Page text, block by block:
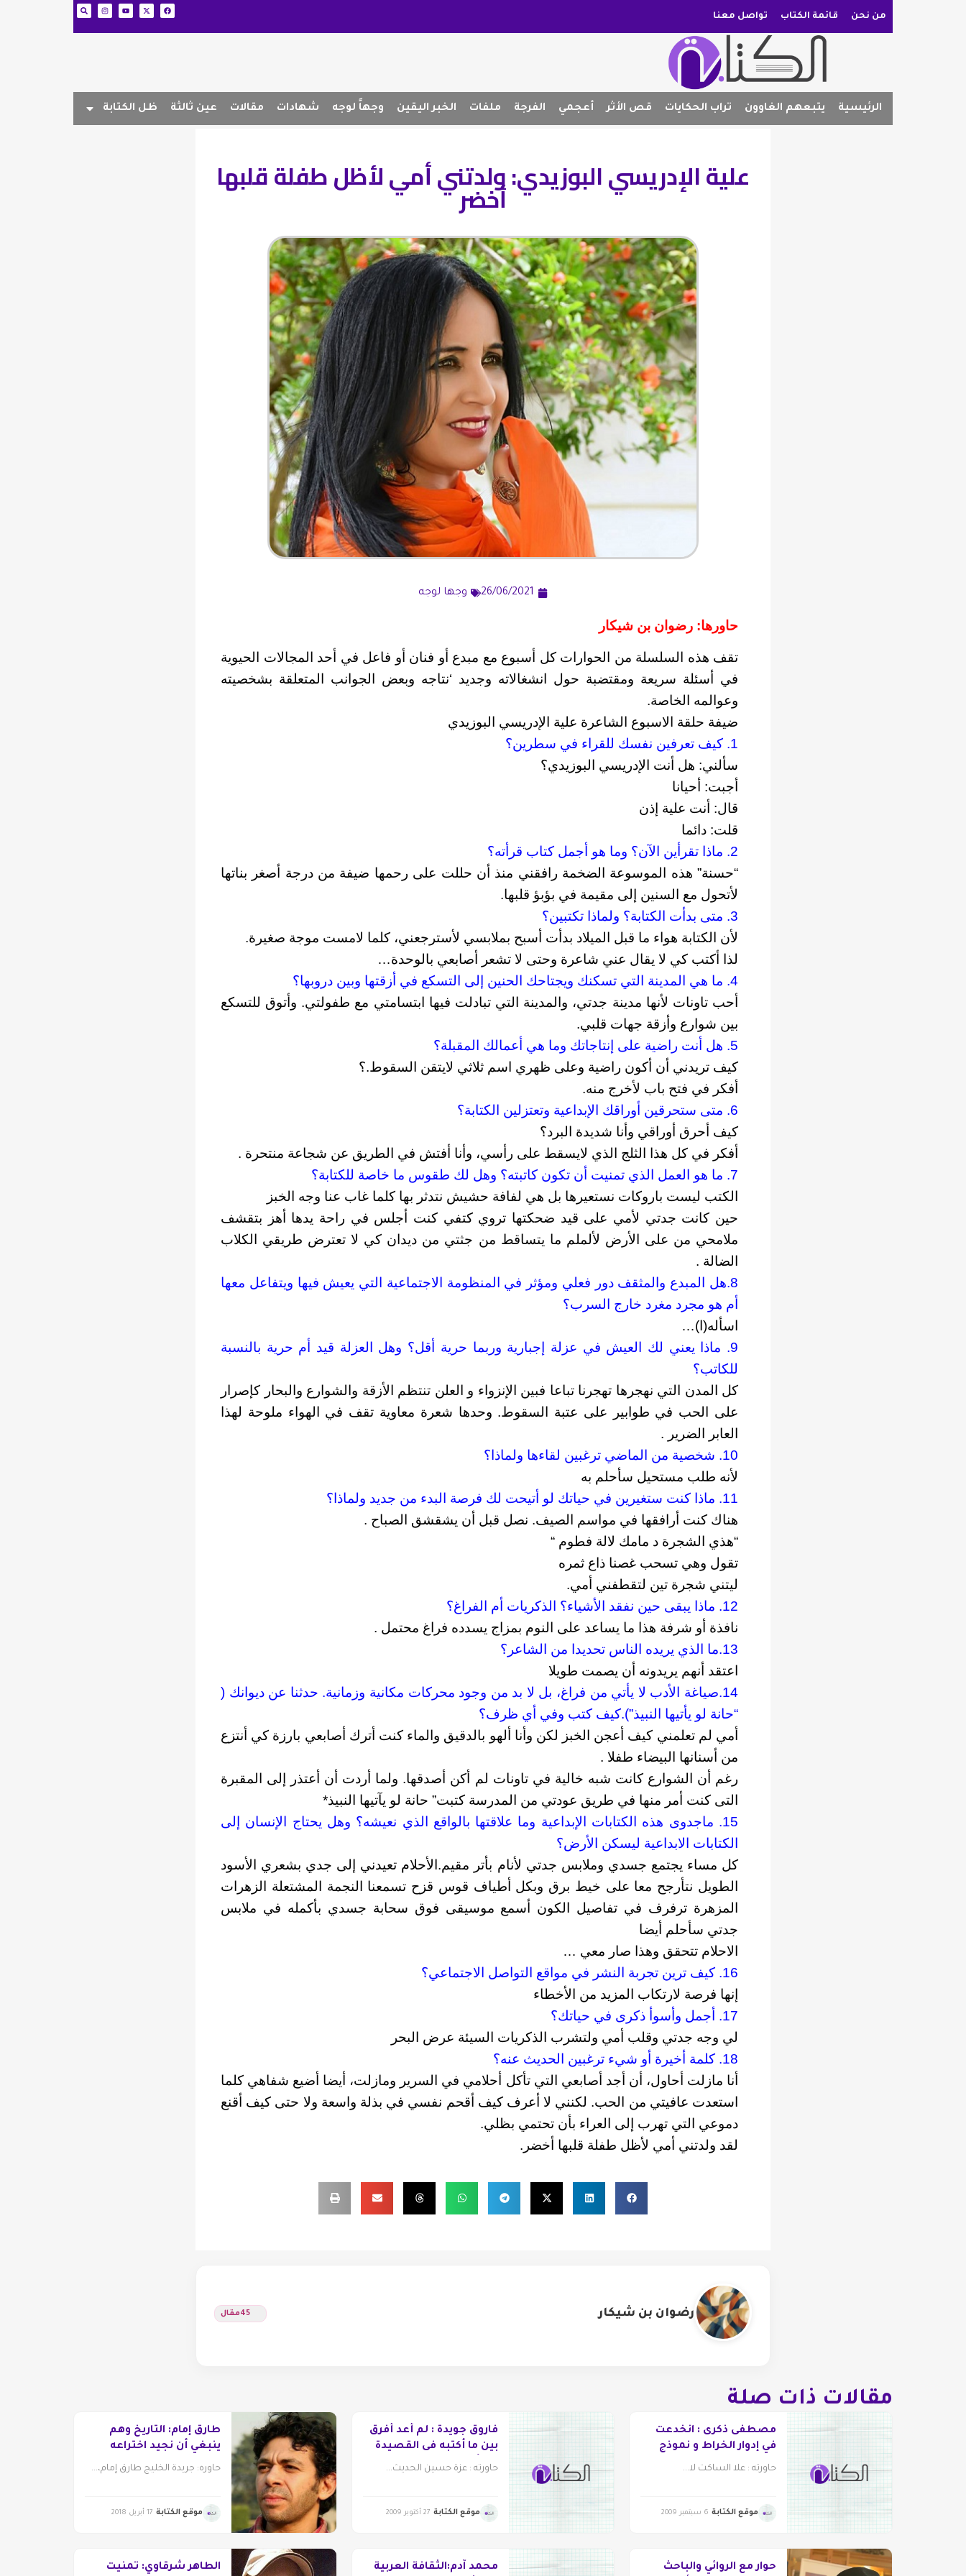
من نحن قائمة الكتاب تواصل معنا
الرئيسية يتبعهم الغاوون تراب الحكايات قص الأثر أعجمي الفرجة ملفات الخبر اليقين وجهاً لوجه شهادات مقالات عين ثالثة ظل الكتابة
علية الإدريسي البوزيدي: ولدتني أمي لأظل طفلة قلبها
أخضر
26/06/2021 وجها لوجه
حاورها: رضوان بن شيكار
تقف هذه السلسلة من الحوارات كل أسبوع مع مبدع أو فنان أو فاعل في أحد المجالات الحيوية
في أسئلة سريعة ومقتضبة حول انشغالاته وجديد ‘نتاجه وبعض الجوانب المتعلقة بشخصيته
وعوالمه الخاصة.
ضيفة حلقة الاسبوع الشاعرة علية الإدريسي البوزيدي
1. كيف تعرفين نفسك للقراء في سطرين؟
سألني: هل أنت الإدريسي البوزيدي؟
أجبت: أحيانا
قال: أنت علية إذن
قلت: دائما
2. ماذا تقرأين الآن؟ وما هو أجمل كتاب قرأته؟
“حسنة” هذه الموسوعة الضخمة رافقني منذ أن حللت على رحمها ضيفة من درجة أصغر بناتها
لأتحول مع السنين إلى مقيمة في بؤبؤ قلبها.
3. متى بدأت الكتابة؟ ولماذا تكتبين؟
لأن الكتابة هواء ما قبل الميلاد بدأت أسبح بملابسي لأسترجعني، كلما لامست موجة صغيرة.
لذا أكتب كي لا يقال عني شاعرة وحتى لا تشعر أصابعي بالوحدة…
4. ما هي المدينة التي تسكنك ويجتاحك الحنين إلى التسكع في أزقتها وبين دروبها؟
أحب تاونات لأنها مدينة جدتي، والمدينة التي تبادلت فيها ابتسامتي مع طفولتي. وأتوق للتسكع
بين شوارع وأزقة جهات قلبي.
5. هل أنت راضية على إنتاجاتك وما هي أعمالك المقبلة؟
كيف تريدني أن أكون راضية وعلى ظهري اسم ثلاثي لايتقن السقوط.؟
أفكر في فتح باب لأخرج منه.
6. متى ستحرقين أوراقك الإبداعية وتعتزلين الكتابة؟
كيف أحرق أوراقي وأنا شديدة البرد؟
أفكر في كل هذا الثلج الذي لايسقط على رأسي، وأنا أفتش في الطريق عن شجاعة منتحرة .
7. ما هو العمل الذي تمنيت أن تكون كاتبته؟ وهل لك طقوس ما خاصة للكتابة؟
الكتب ليست باروكات نستعيرها بل هي لفافة حشيش نتدثر بها كلما غاب عنا وجه الخبز
حين كانت جدتي لأمي على قيد ضحكتها تروي كتفي كنت أجلس في راحة يدها أهز بتقشف
ملامحي من على الأرض لألملم ما يتساقط من جثتي من ديدان كي لا تعترض طريقي الكلاب
الضالة .
8.هل المبدع والمثقف دور فعلي ومؤثر في المنظومة الاجتماعية التي يعيش فيها ويتفاعل معها
أم هو مجرد مغرد خارج السرب؟
اسأله(ا)…
9. ماذا يعني لك العيش في عزلة إجبارية وربما حرية أقل؟ وهل العزلة قيد أم حرية بالنسبة
للكاتب؟
كل المدن التي نهجرها تهجرنا تباعا فبين الإنزواء و العلن تنتظم الأزقة والشوارع والبحار كإصرار
على الحب في طوابير على عتبة السقوط. وحدها شعرة معاوية تقف في الهواء ملوحة لهذا
العابر الضرير .
10. شخصية من الماضي ترغبين لقاءها ولماذا؟
لأنه طلب مستحيل سأحلم به
11. ماذا كنت ستغيرين في حياتك لو أتيحت لك فرصة البدء من جديد ولماذا؟
هناك كنت أرافقها في مواسم الصيف. نصل قبل أن يشقشق الصباح .
“هذي الشجرة د مامك لالة فطوم “
تقول وهي تسحب غصنا ذاع ثمره
ليتني شجرة تين لتقطفني أمي.
12. ماذا يبقى حين نفقد الأشياء؟ الذكريات أم الفراغ؟
نافذة أو شرفة هذا ما يساعد على النوم بمزاج يسدده فراغ محتمل .
13.ما الذي يريده الناس تحديدا من الشاعر؟
اعتقد أنهم يريدونه أن يصمت طويلا
14.صياغة الأدب لا يأتي من فراغ، بل لا بد من وجود محركات مكانية وزمانية. حدثنا عن ديوانك (
“حانة لو يأتيها النبيذ”).كيف كتب وفي أي ظرف؟
أمي لم تعلمني كيف أعجن الخبز لكن وأنا ألهو بالدقيق والماء كنت أترك أصابعي بارزة كي أنتزع
من أسنانها البيضاء طفلا .
رغم أن الشوارع كانت شبه خالية في تاونات لم أكن أصدقها. ولما أردت أن أعتذر إلى المقبرة
التى كنت أمر منها في طريق عودتي من المدرسة كتبت” حانة لو يآتيها النبيذ*
15. ماجدوى هذه الكتابات الإبداعية وما علاقتها بالواقع الذي نعيشه؟ وهل يحتاج الإنسان إلى
الكتابات الابداعية ليسكن الأرض؟
كل مساء يجتمع جسدي وملابس جدتي لأنام بأتر مقيم.الأحلام تعيدني إلى جدي بشعري الأسود
الطويل نتأرجح معا على خيط برق وبكل أطياف قوس قزح تسمعنا النجمة المشتعلة الزهرات
المزهرة ترفرف في تفاصيل الكون أسمع موسيقى فوق سحابة جسدي بأكمله في ملابس
جدتي سأحلم أيضا
الاحلام تتحقق وهذا صار معي …
16. كيف ترين تجربة النشر في مواقع التواصل الاجتماعي؟
إنها فرصة لارتكاب المزيد من الأخطاء
17. أجمل وأسوأ ذكرى في حياتك؟
لي وجه جدتي وقلب أمي ولتشرب الذكريات السيئة عرض البحر
18. كلمة أخيرة أو شيء ترغبين الحديث عنه؟
أنا مازلت أحاول، أن أجد أصابعي التي تأكل أحلامي في السرير ومازلت، أيضا أضيع شفاهي كلما
استعدت عافيتي من الحب. لكنني لا أعرف كيف أقحم نفسي في بذلة واسعة ولا حتى كيف أقنع
دموعي التي تهرب إلى العراء بأن تحتمي بظلي.
لقد ولدتني أمي لأظل طفلة قلبها أخضر.
رضوان بن شيكار 45مقال
مقالات ذات صلة
مصطفى ذكرى : انخدعت
في إدوار الخراط و نموذج
علاء الأسواني يدل على
حاورته : علا الساكت لا...
موقع الكتابة 6 سبتمبر 2009
فاروق جويدة : لم أعد أفرق
بين ما أكتبه فى القصيدة
وما أكتبه فى المقال
حاورته : عزة حسين الحديث...
موقع الكتابة 27 أكتوبر 2009
طارق إمام: التاريخ وهم
ينبغي أن نجيد اختراعه
حاوره: جريدة الخليج طارق إمام،...
موقع الكتابة 17 أبريل 2018
حوار مع الروائي والباحث محمد آدم‏:‏الثقافة العربية الطاهر شرقاوي: تمنيت